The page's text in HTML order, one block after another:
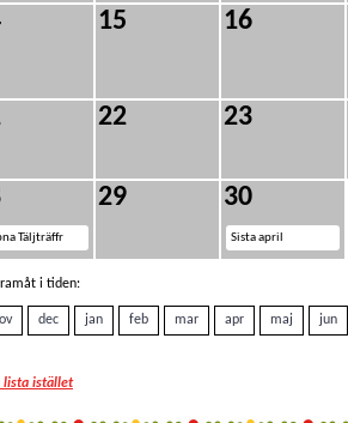
15 16
22 23
Täljträffr
29 30
Sista april
i tiden:
dec jan feb mar apr maj jun
lista istället